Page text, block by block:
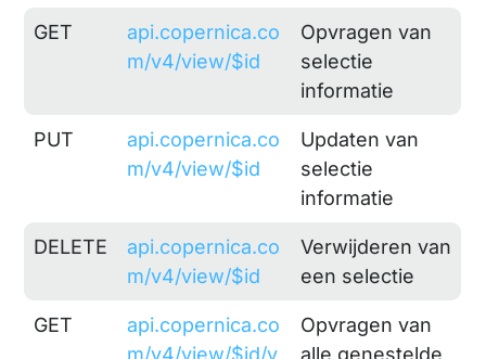
GET
api.copernica.co
m/v4/view/$id
Opvragen van
selectie
informatie
PUT
api.copernica.co
m/v4/view/$id
Updaten van
selectie
informatie
DELETE
api.copernica.co
m/v4/view/$id
Verwijderen van
een selectie
GET
api.copernica.co
m/v4/view/$id/v
Opvragen van
alle genestelde